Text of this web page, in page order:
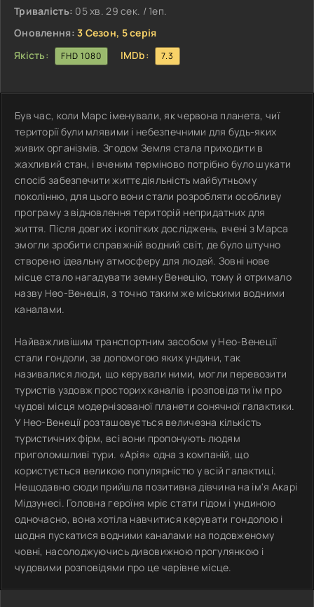
Тривалість: 05 хв. 29 сек. / 1еп.
Оновлення: 3 Сезон, 5 серія
Якість:
FHD 1080 IMDb: 7.3
Був час, коли Марс іменували, як червона планета, чиї
території були млявими і небезпечними для будь-яких
живих організмів. Згодом Земля стала приходити в
жахливий стан, і вченим терміново потрібно було шукати
спосіб забезпечити життєдіяльність майбутньому
поколінню, для цього вони стали розробляти особливу
програму з відновлення територій непридатних для
життя. Після довгих і копітких досліджень, вчені з Марса
змогли зробити справжній водний світ, де було штучно
створено ідеальну атмосферу для людей. Зовні нове
місце стало нагадувати земну Венецію, тому й отримало
назву Нео-Венеція, з точно таким же міськими водними
каналами.
Найважливішим транспортним засобом у Нео-Венеції
стали гондоли, за допомогою яких ундини, так
називалися люди, що керували ними, могли перевозити
туристів уздовж просторих каналів і розповідати їм про
чудові місця модернізованої планети сонячної галактики.
У Нео-Венеції розташовується величезна кількість
туристичних фірм, всі вони пропонують людям
приголомшливі тури. «Арія» одна з компаній, що
користується великою популярністю у всій галактиці.
Нещодавно сюди прийшла позитивна дівчина на ім'я Акарі
Мідзунесі. Головна героїня мріє стати гідом і ундиною
одночасно, вона хотіла навчитися керувати гондолою і
щодня пускатися водними каналами на подовженому
човні, насолоджуючись дивовижною прогулянкою і
чудовими розповідями про це чарівне місце.